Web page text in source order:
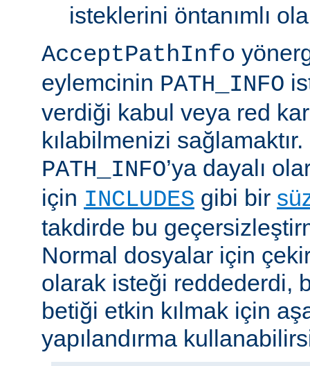
isteklerini öntanımlı
AcceptPathInfo
eylemcinin PATH_INFO
verdiği kabul veya red
kılabilmenizi
PATH_INFO’ya dayalı
için INCLUDES gibi bir
takdirde bu
Normal dosyalar için
olarak isteği reddederdi,
betiği etkin kılmak için
yapılandırma